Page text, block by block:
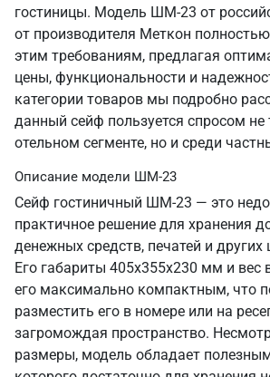
гостиницы. Модель ШМ-23 от
от производителя Меткон полностью
этим требованиям, предлагая
цены, функциональности и
категории товаров мы подробно
данный сейф пользуется спросом не
отельном сегменте, но и среди
Описание модели ШМ-23
Сейф гостиничный ШМ-23 — это
практичное решение для хранения
денежных средств, печатей и
Его габариты 405х355х230 мм и вес
его максимально компактным, что
разместить его в номере или на
загромождая пространство.
размеры, модель обладает